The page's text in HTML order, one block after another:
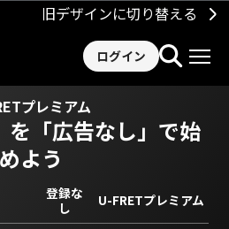
旧デザインに切り替える
ログイン
プレミアム
を 「広告なし」で始
めよう
登録な
し
U-FRETプレミアム